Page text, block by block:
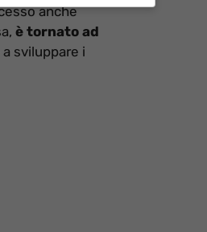
anche
è tornato ad
a sviluppare i